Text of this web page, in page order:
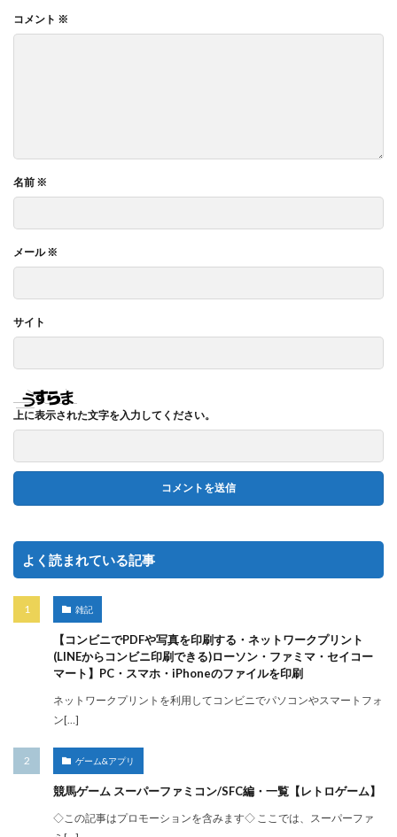
コメント ※
名前 ※
メール※
サイト
上に表示された文字を入力してください。
よく読まれている記事
雑記
【コンビニでPDFや写真を印刷する・ネットワークプリント
(LINEからコンビニ印刷できる)ローソン・ファミマ・セイコー
マート】PC・スマホ・iPhoneのファイルを印刷
ネットワークプリントを利用してコンビニでパソコンやスマートフォ
ン[…]
ゲーム&アプリ
競馬ゲーム スーパーファミコン/SFC編・一覧【レトロゲーム】
◇この記事はプロモーションを含みます◇ ここでは、スーパーファ